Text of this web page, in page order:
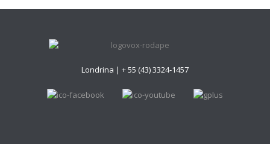
Londrina | + 55 (43) 3324-1457